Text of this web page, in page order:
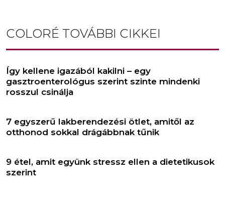
COLORÉ TOVÁBBI CIKKEI
Így kellene igazából kakilni – egy
gasztroenterológus szerint szinte mindenki
rosszul csinálja
7 egyszerű lakberendezési ötlet, amitől az
otthonod sokkal drágábbnak tűnik
9 étel, amit együnk stressz ellen a dietetikusok
szerint